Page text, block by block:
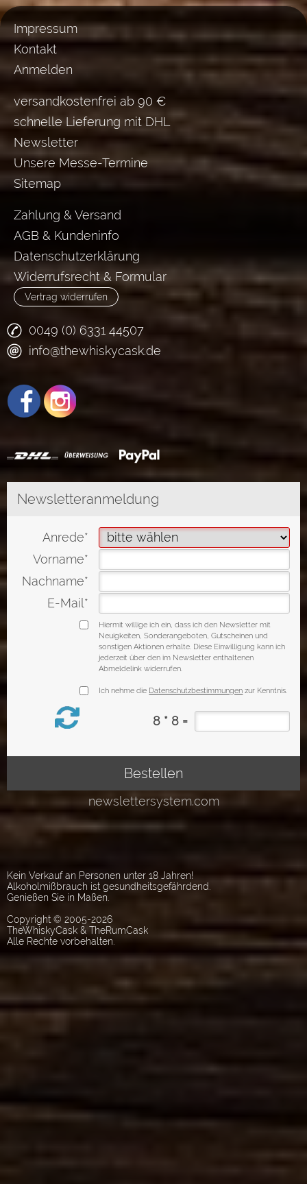
Impressum
Kontakt
Anmelden
versandkostenfrei ab 90 €
schnelle Lieferung mit DHL
Newsletter
Unsere Messe-Termine
Sitemap
Zahlung & Versand
AGB & Kundeninfo
Datenschutzerklärung
Widerrufsrecht & Formular
Vertrag widerrufen
0049 (0) 6331 44507
info@thewhiskycask.de
Kein Verkauf an Personen unter 18 Jahren!
Alkoholmißbrauch ist gesundheitsgefährdend.
Genießen Sie in Maßen.
Copyright © 2005-2026
TheWhiskyCask & TheRumCask
Alle Rechte vorbehalten.